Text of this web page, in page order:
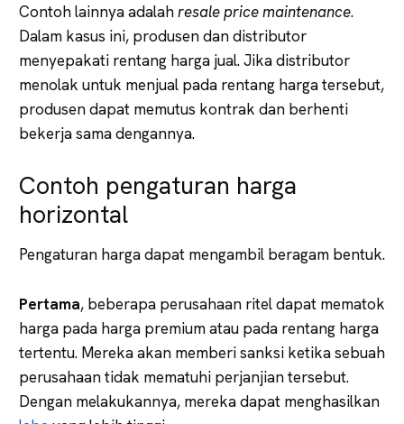
Contoh lainnya adalahresale price maintenance.
Dalam kasus ini, produsen dan distributor
menyepakati rentang harga jual. Jika distributor
menolak untuk menjual pada rentang harga tersebut,
produsen dapat memutus kontrak dan berhenti
bekerja sama dengannya.
Contoh pengaturan harga
horizontal
Pengaturan harga dapat mengambil beragam bentuk.
Pertama, beberapa perusahaan ritel dapat mematok
harga pada harga premium atau pada rentang harga
tertentu. Mereka akan memberi sanksi ketika sebuah
perusahaan tidak mematuhi perjanjian tersebut.
Dengan melakukannya, mereka dapat menghasilkan